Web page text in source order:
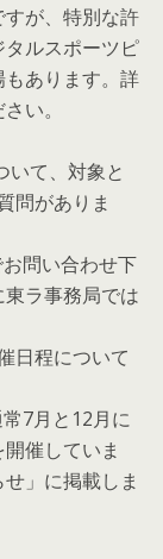
が、特別な許
ルスポーツピ
あります。詳
い。
いて、対象と
問がありま
問い合わせ下
ラ事務局では
日程について
7月と12月に
催していま
」に掲載しま